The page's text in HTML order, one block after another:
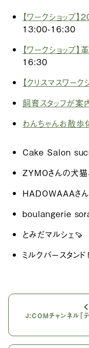
【ワークショップ
13:00-16:30
【ワークショップ
16:30
【クリスマスワーク
飼育スタッフが案
わんちゃんお散歩
Cake Salon
ZYMOさんの犬
HADOWAAAさん
boulangerie
とみだマルシェ🍠
ミルクバースタン
J:COMチャンネル「